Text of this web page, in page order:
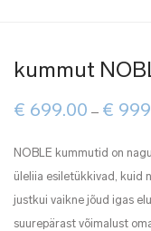
kummut
€ 699.00 – €
NOBLE kummutid on
üleliia esiletükkivad, kuid
justkui vaikne jõud igas
suurepärast võimalust